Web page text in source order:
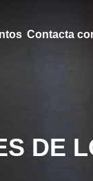
Contacta
DE